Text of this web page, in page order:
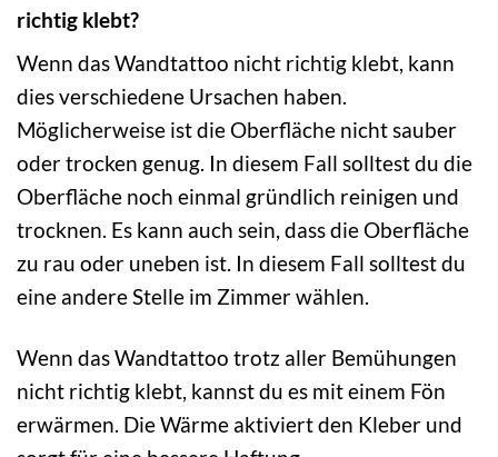
richtig klebt?
Wenn das Wandtattoo nicht richtig klebt, kann
dies verschiedene Ursachen haben.
Möglicherweise ist die Oberfläche nicht sauber
oder trocken genug. In diesem Fall solltest du die
Oberfläche noch einmal gründlich reinigen und
trocknen. Es kann auch sein, dass die Oberfläche
zu rau oder uneben ist. In diesem Fall solltest du
eine andere Stelle im Zimmer wählen.
Wenn das Wandtattoo trotz aller Bemühungen
nicht richtig klebt, kannst du es mit einem Fön
erwärmen. Die Wärme aktiviert den Kleber und